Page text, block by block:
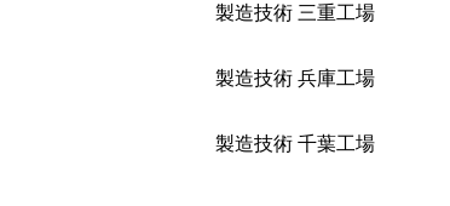
製造技術 三重工場
製造技術 兵庫工場
製造技術 千葉工場